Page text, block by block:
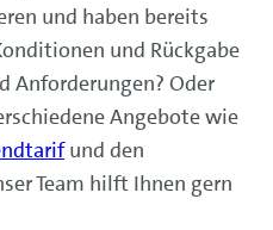
und haben bereits
und Rückgabe
Anforderungen? Oder
Angebote wie
und den
Team hilft Ihnen gern